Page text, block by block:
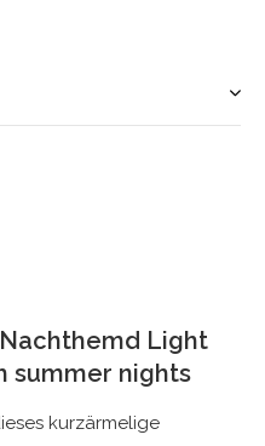
Light
summer nights
kurzärmelige